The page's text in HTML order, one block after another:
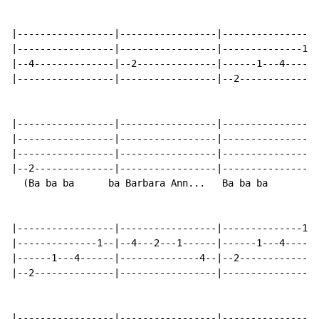
|-----------------|-----------------
|-----------------|-----------------|--------------1--
|--4--------------|--2--------------|------1---
|-----------------|-----------------|--
|-----------------|-----------------
|-----------------|-----------------
|-----------------|-----------------
|--2--------------|-----------------
(Ba ba ba      ba Barbara Ann...   Ba ba ba
|-----------------|-----------------|--------------1--
|--------------1--|--4---2---1------|------1---
|------1---4------|--------------4--|--
|--2--------------|-----------------